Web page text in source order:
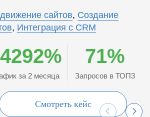
сайтов, Создание
, Интеграция с CRM
за 2 месяца
71%
Запросов в ТОП3
Смотреть кейс